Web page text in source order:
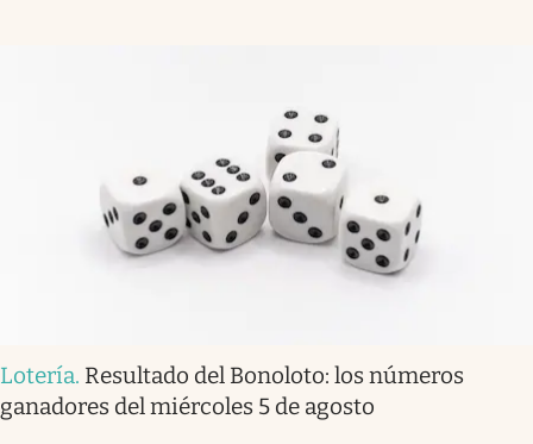
Lotería. Resultado del Bonoloto: los números
ganadores del miércoles 5 de agosto